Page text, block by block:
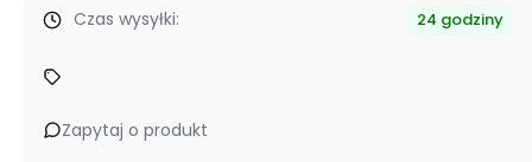
Czas wysyłki: 24 godziny
Zapytaj o produkt